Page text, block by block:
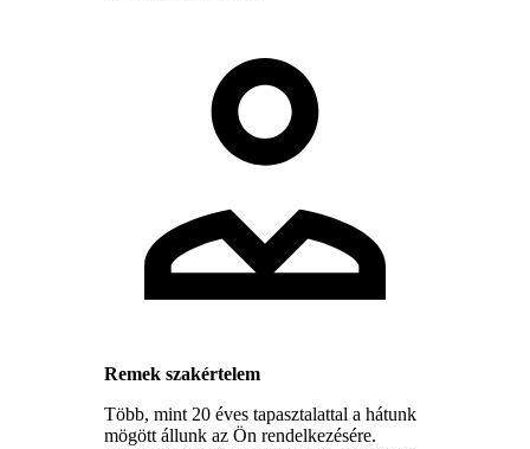
Remek szakértelem
Több, mint 20 éves tapasztalattal a hátunk
mögött állunk az Ön rendelkezésére.